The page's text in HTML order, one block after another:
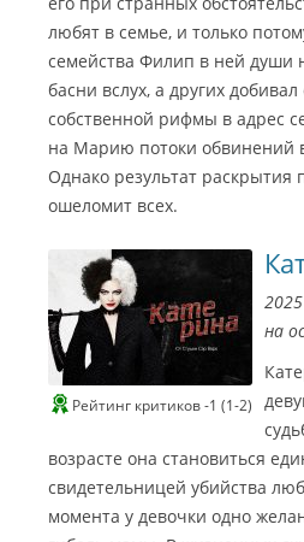
любят в семье, и только
семейства Филип в ней души
басни вслух, а других
собственной рифмы в адрес
на Марию потоки обвинений
Однако результат раскрытия
ошеломит всех.
Рейтинг критиков -1 (1-2)
на
возрасте она становиться
свидетельницей убийства
момента у девочки одно